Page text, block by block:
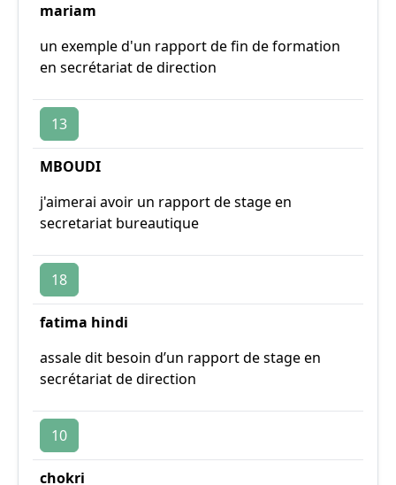
mariam
un exemple d'un rapport de fin de formation
en secrétariat de direction
13
MBOUDI
j'aimerai avoir un rapport de stage en
secretariat bureautique
18
fatima hindi
assale dit besoin d’un rapport de stage en
secrétariat de direction
10
chokri